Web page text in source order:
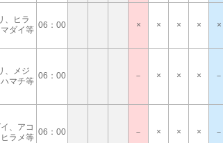
、ヒラ
ダイ等 06：00 × × × × ×
、メジ
マチ等
06：00 － × × × －
、アコ
ラメ等
06：00 － × × × －